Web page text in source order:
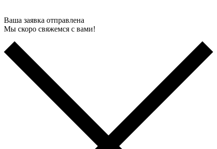
Ваша заявка отправлена
Мы скоро свяжемся с вами!